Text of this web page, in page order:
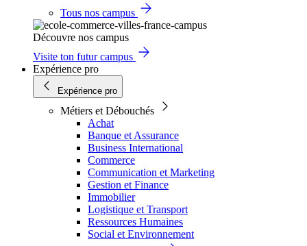
Tous nos campus
Découvre nos campus
Visite ton futur campus
Expérience pro
Expérience pro
Métiers et Débouchés
Achat
Banque et Assurance
Business International
Commerce
Communication et Marketing
Gestion et Finance
Immobilier
Logistique et Transport
Ressources Humaines
Social et Environnement